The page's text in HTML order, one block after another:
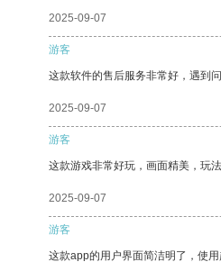
2025-09-07
游客
这款软件的售后服务非常好，遇到
2025-09-07
游客
这款游戏非常好玩，画面精美，玩
2025-09-07
游客
这款app的用户界面简洁明了，使